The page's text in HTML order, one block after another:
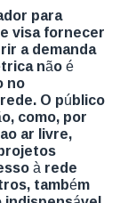
para
visa fornecer
a demanda
não é
no
O público
como, por
ar livre,
à rede
também